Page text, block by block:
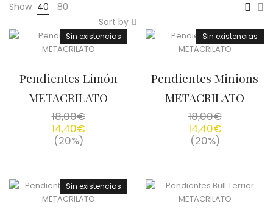
Show 40
80
Sort by
Sin existencias
Pendientes Limón
METACRILATO
18,00€
14,40€
(20%)
Sin existencias
Pendientes Minions
METACRILATO
18,00€
14,40€
(20%)
Sin existencias